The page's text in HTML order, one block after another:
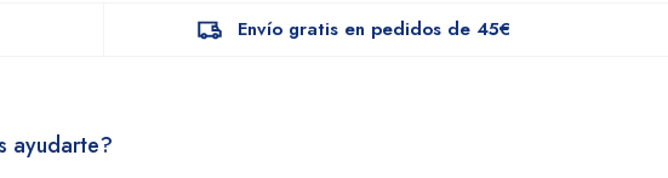
Envío gratis en pedidos de 45€
ayudarte?